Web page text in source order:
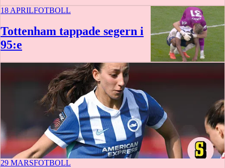
18 APRILFOTBOLL
Tottenham tappade segern i
95:e
29 MARSFOTBOLL